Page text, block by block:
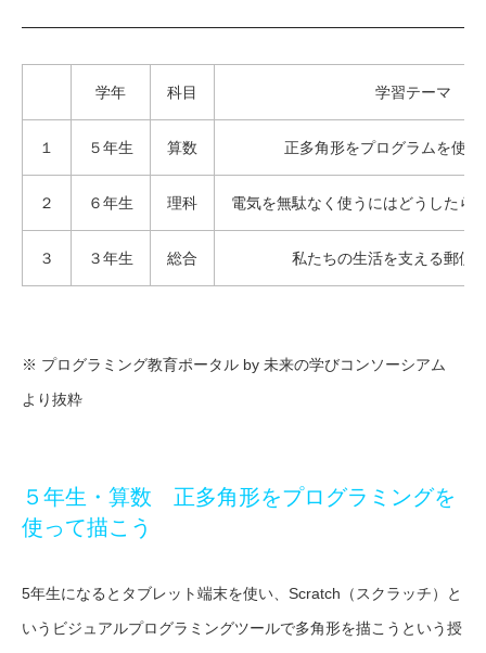
学年 科目 学習テーマ
１ ５年生 算数 正多角形をプログラムを使っ
２ ６年生 理科 電気を無駄なく使うにはどうしたら
３ ３年生 総合 私たちの生活を支える郵便
※ プログラミング教育ポータル by 未来の学びコンソーシアム
より抜粋
５年生・算数 正多角形をプログラミングを
使って描こう
5年生になるとタブレット端末を使い、Scratch（スクラッチ）と
いうビジュアルプログラミングツールで多角形を描こうという授